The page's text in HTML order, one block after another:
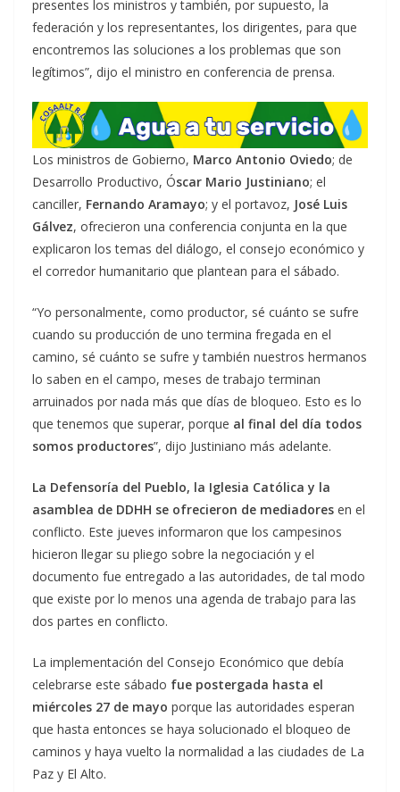
presentes los ministros y también, por supuesto, la
federación y los representantes, los dirigentes, para que
encontremos las soluciones a los problemas que son
legítimos”, dijo el ministro en conferencia de prensa.
Los ministros de Gobierno, Marco Antonio Oviedo; de
Desarrollo Productivo, Óscar Mario Justiniano; el
canciller, Fernando Aramayo; y el portavoz, José Luis
Gálvez, ofrecieron una conferencia conjunta en la que
explicaron los temas del diálogo, el consejo económico y
el corredor humanitario que plantean para el sábado.
“Yo personalmente, como productor, sé cuánto se sufre
cuando su producción de uno termina fregada en el
camino, sé cuánto se sufre y también nuestros hermanos
lo saben en el campo, meses de trabajo terminan
arruinados por nada más que días de bloqueo. Esto es lo
que tenemos que superar, porque al final del día todos
somos productores”, dijo Justiniano más adelante.
La Defensoría del Pueblo, la Iglesia Católica y la
asamblea de DDHH se ofrecieron de mediadores en el
conflicto. Este jueves informaron que los campesinos
hicieron llegar su pliego sobre la negociación y el
documento fue entregado a las autoridades, de tal modo
que existe por lo menos una agenda de trabajo para las
dos partes en conflicto.
La implementación del Consejo Económico que debía
celebrarse este sábado fue postergada hasta el
miércoles 27 de mayo porque las autoridades esperan
que hasta entonces se haya solucionado el bloqueo de
caminos y haya vuelto la normalidad a las ciudades de La
Paz y El Alto.